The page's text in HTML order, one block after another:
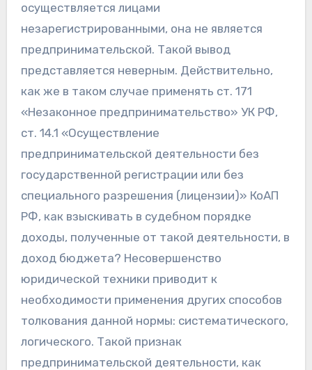
осуществляется лицами
незарегистрированными, она не является
предпринимательской. Такой вывод
представляется неверным. Действительно,
как же в таком случае применять ст. 171
«Незаконное предпринимательство» УК РФ,
ст. 14.1 «Осуществление
предпринимательской деятельности без
государственной регистрации или без
специального разрешения (лицензии)» КоАП
РФ, как взыскивать в судебном порядке
доходы, полученные от такой деятельности, в
доход бюджета? Несовершенство
юридической техники приводит к
необходимости применения других способов
толкования данной нормы: систематического,
логического. Такой признак
предпринимательской деятельности, как